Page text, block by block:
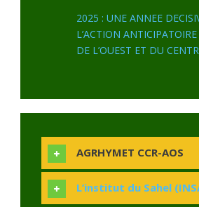
2025 : UNE ANNEE
L’ACTION
DE L’OUEST ET DU
AGRHYMET CCR-AOS
L’institut du Sahel